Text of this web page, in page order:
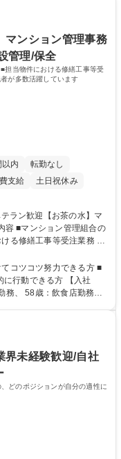
対応 ・その他日常の総務
マンション管理事務
管理/保全
担当物件における修繕工事等受
が多数活躍しています
内
転勤なし
支給 土日祝休み
る修繕工事等受注業務 ■
多数活躍しています
均約100万円/年（昨年度
親会社である株式会社合
いサービスと適性価格を
コツコツ努力できる方 ■
店勤務
未経験からでも下限年収
校 高校 語学力： 資格：第
界未経験歓迎/自社
どのポジションが自分の適性に